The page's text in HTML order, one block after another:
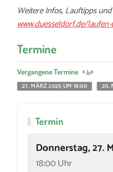
Weitere Infos, Lauftipps
www.duesseldorf.de/
Termine
Vergangene Termine
27. MÄRZ 2025 UM 18:00
20.
Termin
Donnerstag, 27.
18:00 Uhr